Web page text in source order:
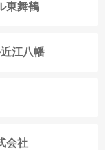
東舞鶴
江八幡
会社